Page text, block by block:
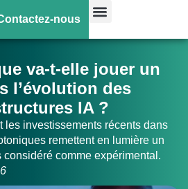
nous
va-t-elle jouer un
l’évolution des
IA ?
les investissements récents dans
remettent en lumière un
comme expérimental.